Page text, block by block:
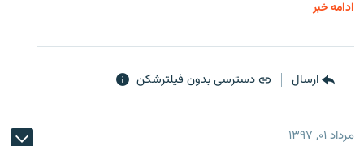
ادامه خبر
ارسال دسترسی بدون فیلترشکن
مرداد ۰۱, ۱۳۹۷